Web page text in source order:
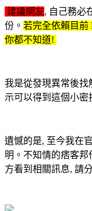
建議網友, 自己務必
份。 若完全依賴目前
你都不知道!
我是從發現異常後找
示可以得到這個小密
遺憾的是, 至今我在
明。不知情的痞客
方看到相關訊息, 請